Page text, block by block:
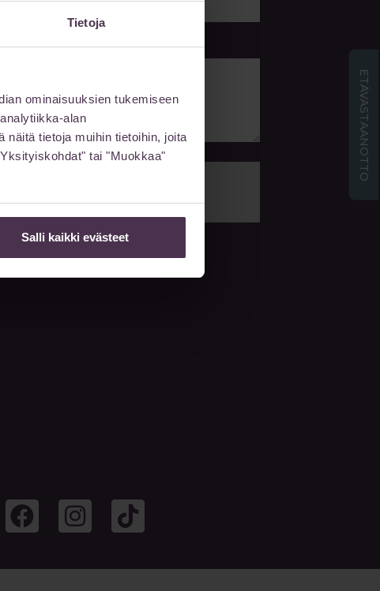
Tietoja
ominaisuuksien tukemiseen
alan
näitä tietoja muihin tietoihin, joita
tai "Muokkaa"
Salli kaikki evästeet
ETÄVASTAANOTTO